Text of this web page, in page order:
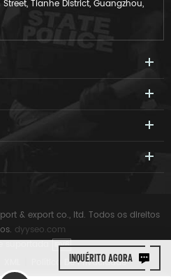
INQUÉRITO AGORA
Tianhe District, Guangzhou,
& export co., ltd. Todos os direitos
dyyseo.com
IPV6
Política De Privacidade